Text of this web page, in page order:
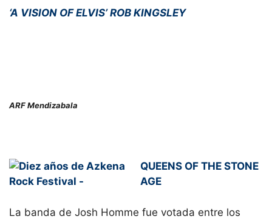
‘A VISION OF ELVIS’ ROB KINGSLEY
ARF Mendizabala
QUEENS OF THE STONE
AGE
La banda de Josh Homme fue votada entre los